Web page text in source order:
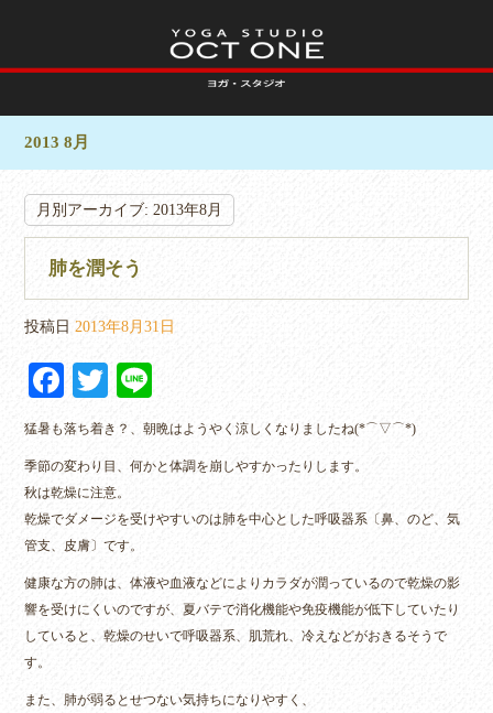
2013 8月
月別アーカイブ:2013年8月
肺を潤そう
投稿日 2013年8月31日
Fa
ce
bo
ok
T
wi
tte
r
ne
猛暑も落ち着き？、朝晩はようやく涼しくなりましたね(*⌒▽⌒*)
季節の変わり目、何かと体調を崩しやすかったりします。
秋は乾燥に注意。
乾燥でダメージを受けやすいのは肺を中心とした呼吸器系〔鼻、のど、気
管支、皮膚〕です。
健康な方の肺は、体液や血液などによりカラダが潤っているので乾燥の影
響を受けにくいのですが、夏バテで消化機能や免疫機能が低下していたり
していると、乾燥のせいで呼吸器系、肌荒れ、冷えなどがおきるそうで
す。
また、肺が弱るとせつない気持ちになりやすく、